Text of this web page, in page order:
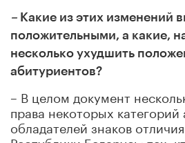
– Какие из этих изменений
положительными, а какие,
несколько ухудшить
абитуриентов?
– В целом документ
права некоторых категорий
обладателей знаков